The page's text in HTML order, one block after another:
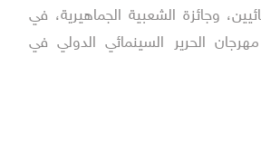
وجائزة الشعبية الجماهيرية، في
الحرير السينمائي الدولي في